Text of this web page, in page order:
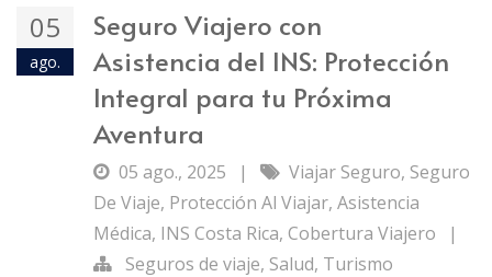
05
ago.
Seguro Viajero con
Asistencia del INS: Protección
Integral para tu Próxima
Aventura
05 ago., 2025 | Viajar Seguro, Seguro
De Viaje, Protección Al Viajar, Asistencia
Médica, INS Costa Rica, Cobertura Viajero
|
Seguros de viaje, Salud, Turismo